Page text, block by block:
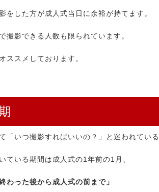
をした方が成人式当日に余裕が持てます。
撮影できる人数も限られています。
ススメしております。
「いつ撮影すればいいの？」と迷われてい
ている期間は成人式の1年前の1月、
わった後から成人式の前まで」